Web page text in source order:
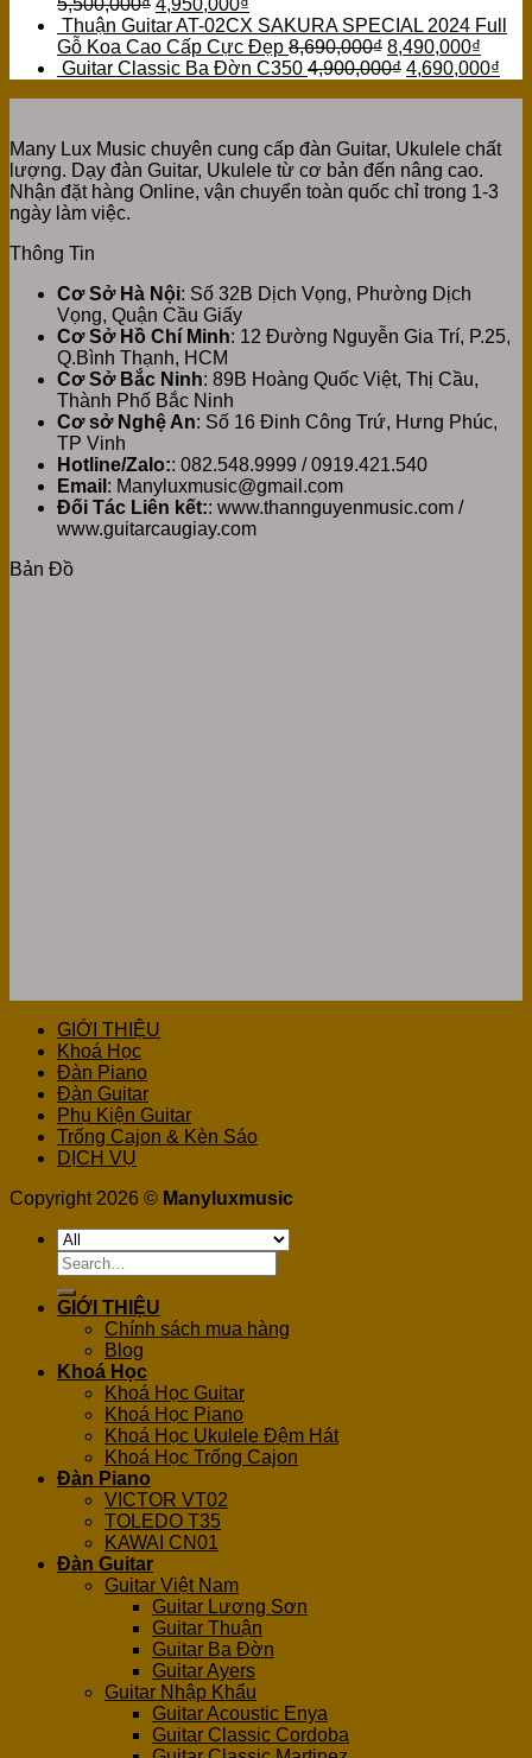
5,500,000₫ 4,950,000₫
Thuận Guitar AT-02CX SAKURA SPECIAL 2024 Full
Gỗ Koa Cao Cấp Cực Đẹp 8,690,000₫ 8,490,000₫
Guitar Classic Ba Đờn C350 4,900,000₫ 4,690,000₫
Many Lux Music chuyên cung cấp đàn Guitar, Ukulele chất
lượng. Dạy đàn Guitar, Ukulele từ cơ bản đến nâng cao.
Nhận đặt hàng Online, vận chuyển toàn quốc chỉ trong 1-3
ngày làm việc.
Thông Tin
Cơ Sở Hà Nội: Số 32B Dịch Vọng, Phường Dịch
Vọng, Quận Cầu Giấy
Cơ Sở Hồ Chí Minh: 12 Đường Nguyễn Gia Trí, P.25,
Q.Bình Thạnh, HCM
Cơ Sở Bắc Ninh: 89B Hoàng Quốc Việt, Thị Cầu,
Thành Phố Bắc Ninh
Cơ sở Nghệ An: Số 16 Đinh Công Trứ, Hưng Phúc,
TP Vinh
Hotline/Zalo:: 082.548.9999 / 0919.421.540
Email : Manyluxmusic@gmail.com
Đối Tác Liên kết:: www.thannguyenmusic.com /
www.guitarcaugiay.com
Bản Đồ
GIỚI THIỆU
Khoá Học
Đàn Piano
Đàn Guitar
Phụ Kiện Guitar
Trống Cajon & Kèn Sáo
DỊCH VỤ
Copyright 2026 © Manyluxmusic
Search
for:
GIỚI THIỆU
Chính sách mua hàng
Blog
Khoá Học
Khoá Học Guitar
Khoá Học Piano
Khoá Học Ukulele Đệm Hát
Khoá Học Trống Cajon
Đàn Piano
VICTOR VT02
TOLEDO T35
KAWAI CN01
Đàn Guitar
Guitar Việt Nam
Guitar Lương Sơn
Guitar Thuận
Guitar Ba Đờn
Guitar Ayers
Guitar Nhập Khẩu
Guitar Acoustic Enya
Guitar Classic Cordoba